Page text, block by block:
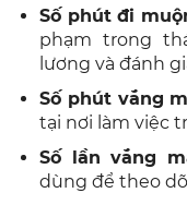
Số phút đi
phạm trong
lương và đánh
Số phút vắng
tại nơi làm việc
Số lần vắng
dùng để theo